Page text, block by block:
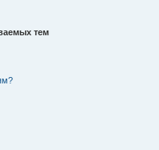
тем